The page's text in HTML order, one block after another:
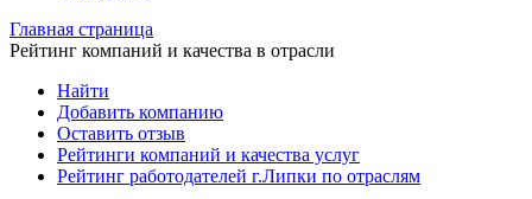
Главная страница
Рейтинг компаний и качества в отрасли
Найти
Добавить компанию
Оставить отзыв
Рейтинги компаний и качества услуг
Рейтинг работодателей г.Липки по отраслям